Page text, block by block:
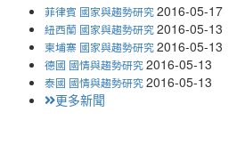
菲律賓 國家與趨勢研究2016-05-17
紐西蘭 國家與趨勢研究2016-05-13
柬埔寨 國家與趨勢研究2016-05-13
德國 國情與趨勢研究2016-05-13
泰國 國情與趨勢研究2016-05-13
更多新聞